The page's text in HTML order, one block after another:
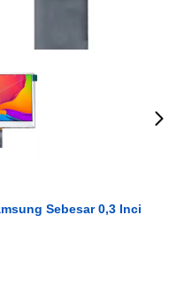
Sebesar 0,3 Inci